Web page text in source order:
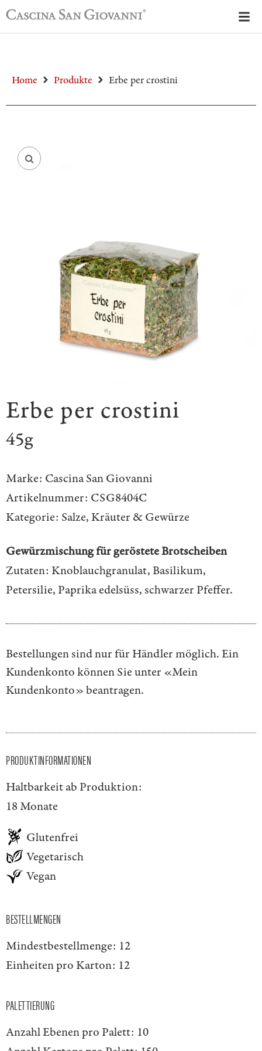
Home Produkte Erbe per crostini
Erbe per crostini
45g
Marke: Cascina San Giovanni
Artikelnummer: CSG8404C
Kategorie: Salze, Kräuter & Gewürze
Gewürzmischung für geröstete Brotscheiben
Zutaten: Knoblauchgranulat, Basilikum,
Petersilie, Paprika edelsüss, schwarzer Pfeffer.
Bestellungen sind nur für Händler möglich. Ein
Kundenkonto können Sie unter «Mein
Kundenkonto»beantragen.
PRODUKTINFORMATIONEN
Haltbarkeit ab Produktion:
18 Monate
Glutenfrei
Vegetarisch
Vegan
BESTELLMENGEN
Mindestbestellmenge: 12
Einheiten pro Karton: 12
PALETTIERUNG
Anzahl Ebenen pro Palett: 10